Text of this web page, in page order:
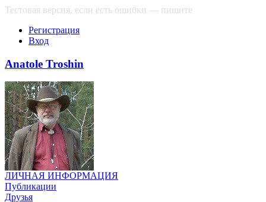
Тестовая версия, если есть ошибки — пишите
Регистрация
Вход
Anatole Troshin
ЛИЧНАЯ ИНФОРМАЦИЯ
Публикации
Друзья